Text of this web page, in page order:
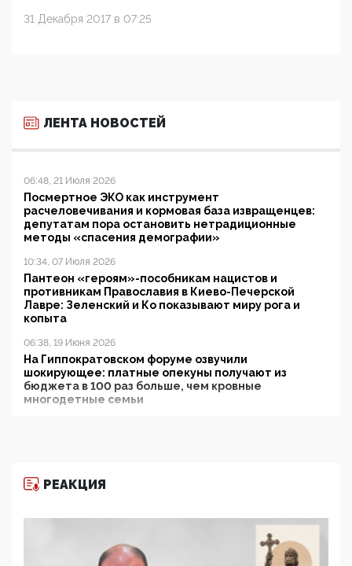
31 Декабря 2017 в 07:25
ЛЕНТА НОВОСТЕЙ
06:48, 21 Июля 2026
Посмертное ЭКО как инструмент
расчеловечивания и кормовая база извращенцев:
депутатам пора остановить нетрадиционные
методы «спасения демографии»
10:34, 07 Июля 2026
Пантеон «героям»-пособникам нацистов и
противникам Православия в Киево-Печерской
Лавре: Зеленский и Ко показывают миру рога и
копыта
06:38, 19 Июня 2026
На Гиппократовском форуме озвучили
шокирующее: платные опекуны получают из
бюджета в 100 раз больше, чем кровные
многодетные семьи
11:53, 09 Июня 2026
деятельность ИИТО ЮНЕСКО в России, но
цифроглобалисты продолжают определять
повестку в образовании
РЕАКЦИЯ